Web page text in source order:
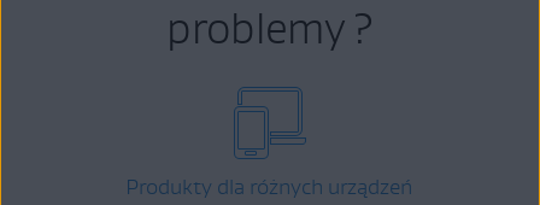
problemy ?
Produkty dla różnych urządzeń